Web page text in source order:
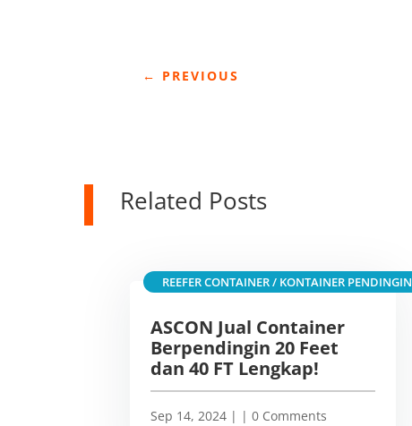
← PREVIOUS
Related Posts
ASCON Jual Container
Berpendingin 20 Feet
dan 40 FT Lengkap!
Sep 14, 2024 |
REEFER CONTAINER / KONTAINER PENDINGIN
| 0 Comments